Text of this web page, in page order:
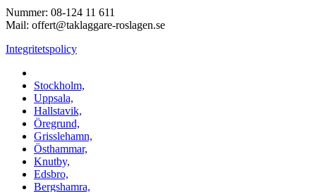
Nummer: 08-124 11 611
Mail: offert@taklaggare-roslagen.se
Integritetspolicy
Stockholm,
Uppsala,
Hallstavik,
Öregrund,
Grisslehamn,
Östhammar,
Knutby,
Edsbro,
Bergshamra,